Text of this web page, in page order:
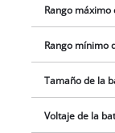
después de 1
carcasa con
agradable y
se suministra con
se necesitan 2
alcance del envío.
Rango máximo
Rango mínimo
Tamaño de la
Voltaje de la